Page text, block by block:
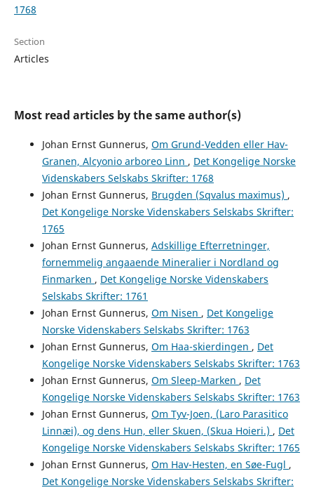
1768
Section
Articles
Most read articles by the same author(s)
Johan Ernst Gunnerus, Om Grund-Vedden eller Hav-
Granen, Alcyonio arboreo Linn , Det Kongelige Norske
Videnskabers Selskabs Skrifter: 1768
Johan Ernst Gunnerus, Brugden (Sqvalus maximus) ,
Det Kongelige Norske Videnskabers Selskabs Skrifter:
1765
Johan Ernst Gunnerus, Adskillige Efterretninger,
fornemmelig angaaende Mineralier i Nordland og
Finmarken , Det Kongelige Norske Videnskabers
Selskabs Skrifter: 1761
Johan Ernst Gunnerus, Om Nisen , Det Kongelige
Norske Videnskabers Selskabs Skrifter: 1763
Johan Ernst Gunnerus, Om Haa-skierdingen , Det
Kongelige Norske Videnskabers Selskabs Skrifter: 1763
Johan Ernst Gunnerus, Om Sleep-Marken , Det
Kongelige Norske Videnskabers Selskabs Skrifter: 1763
Johan Ernst Gunnerus, Om Tyv-Joen, (Laro Parasitico
Linnæi), og dens Hun, eller Skuen, (Skua Hoieri.) , Det
Kongelige Norske Videnskabers Selskabs Skrifter: 1765
Johan Ernst Gunnerus, Om Hav-Hesten, en Søe-Fugl ,
Det Kongelige Norske Videnskabers Selskabs Skrifter: